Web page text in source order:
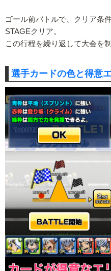
ゴール前バトルで、クリア条
STAGEクリア。
この行程を繰り返して大会を
選手カードの色と得意